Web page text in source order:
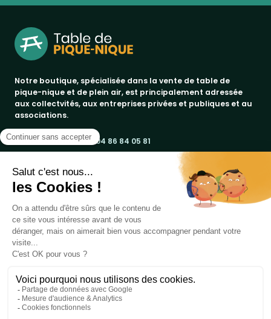
Notre boutique, spécialisée dans la vente de table de
pique-nique et de plein air, est principalement adressée
aux collectvités, aux entreprises privées et publiques et au
associations.
Infos et contact au 04 86 84 05 81
Produits
corbeilles de ville & propreté
promos
tables pique-nique
embellissement urbain
Notre société
paiement sécurisé
conditions de livraison
contactez-nous
Marques
jad groupe
procity®
rossignol
Votre compte
informations personnelles
commandes